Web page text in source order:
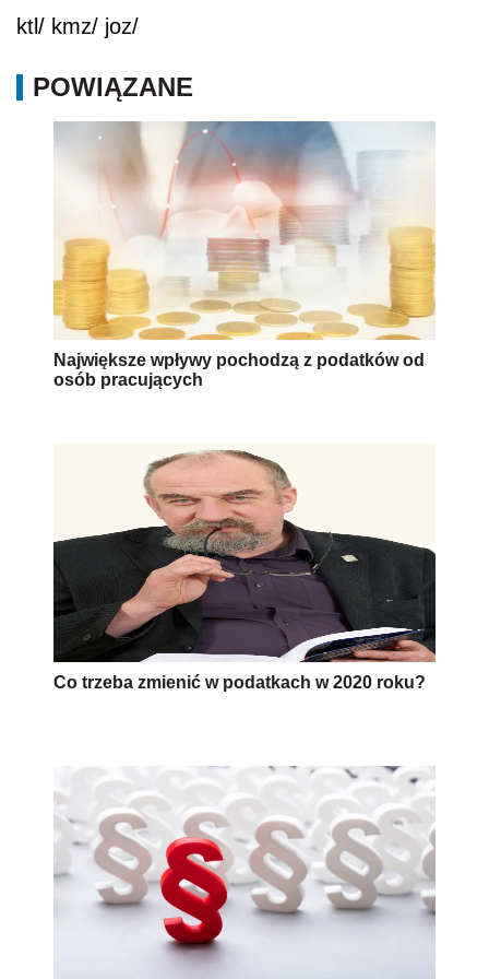
ktl/ kmz/ joz/
POWIĄZANE
Największe wpływy pochodzą z podatków od
osób pracujących
Co trzeba zmienić w podatkach w 2020 roku?